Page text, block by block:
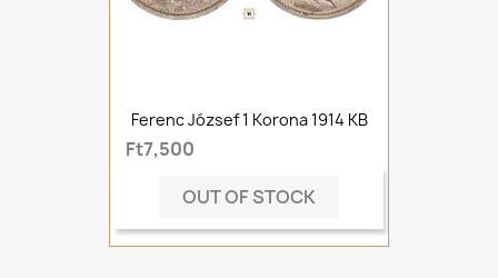
Ferenc József 1 Korona 1914 KB
Ft7,500
OUT OF STOCK